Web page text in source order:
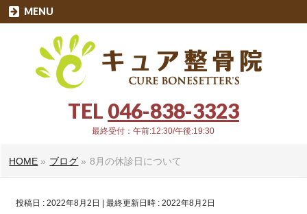
TEL 046-838-3323
最終受付：午前:12:30/午後:19:30
MENU
HOME » ブログ » 8月の休診日について
投稿日 : 2022年8月2日 最終更新日時 : 2022年8月2日